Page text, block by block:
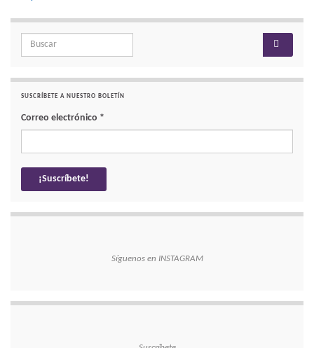
Search for:
SUSCRÍBETE A NUESTRO BOLETÍN
Correo electrónico *
Síguenos en INSTAGRAM